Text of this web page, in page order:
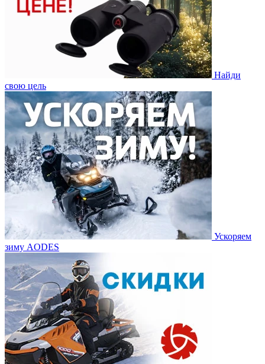
Найди
свою цель
Ускоряем
зиму AODES